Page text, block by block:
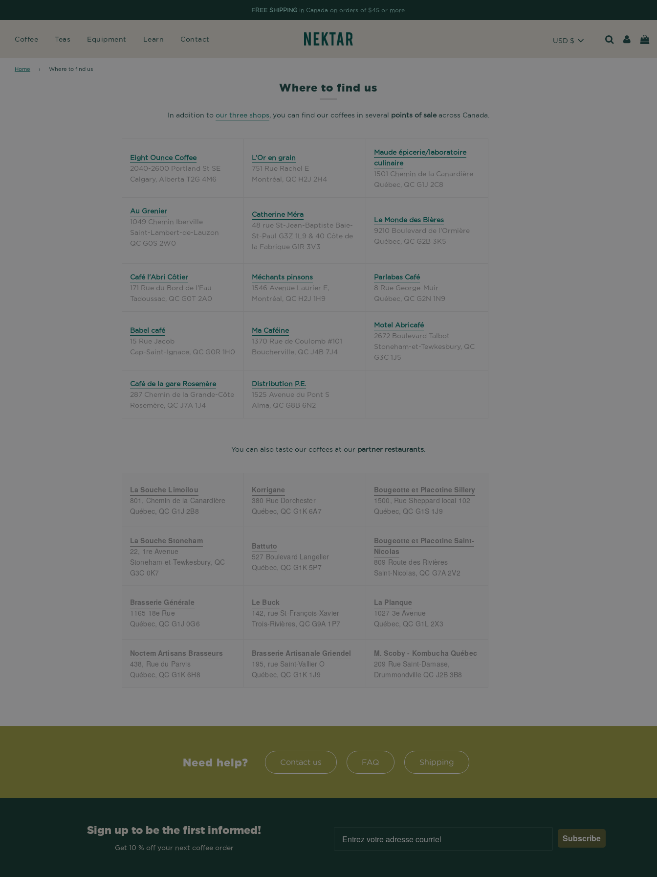
FREE SHIPPINGin Canada on orders of $45 or more.
Coffee Teas Equipment Learn Contact USD $
Home › Where to find us
Where to find us
In addition to our three shops, you can find our coffees in several points of saleacross Canada.
Eight Ounce Coffee
2040-2600 Portland St SE
Calgary, Alberta T2G 4M6
L’Or en grain
751 Rue Rachel E
Montréal, QC H2J 2H4
Maude épicerie/laboratoire
culinaire
1501 Chemin de la Canardière
Québec, QC G1J 2C8
Au Grenier
1049 Chemin Iberville
Saint-Lambert-de-Lauzon
QC G0S 2W0
Catherine Méra
48 rue St-Jean-Baptiste Baie-
St-Paul G3Z 1L9 & 40 Côte de
la Fabrique G1R 3V3
Le Monde des Bières
9210 Boulevard de l'Ormière
Québec, QC G2B 3K5
Café l'Abri Côtier
171 Rue du Bord de l'Eau
Tadoussac, QC G0T 2A0
Méchants pinsons
1546 Avenue Laurier E,
Montréal, QC H2J 1H9
Parlabas Café
8 Rue George-Muir
Québec, QC G2N 1N9
Babel café
15 Rue Jacob
Cap-Saint-Ignace, QC G0R 1H0
Ma Caféine
1370 Rue de Coulomb #101
Boucherville, QC J4B 7J4
Motel Abricafé
2672 Boulevard Talbot
Stoneham-et-Tewkesbury, QC
G3C 1J5
Café de la gare Rosemère
287 Chemin de la Grande-Côte
Rosemère, QC J7A 1J4
Distribution P.E.
1525 Avenue du Pont S
Alma, QC G8B 6N2
You can also taste our coffees at our partner restaurants.
La Souche Limoilou
801, Chemin de la Canardière
Québec, QC G1J 2B8
Korrigane
380 Rue Dorchester
Québec, QC G1K 6A7
Bougeotte et Placotine Sillery
1500, Rue Sheppard local 102
Québec, QC G1S 1J9
La Souche Stoneham
22, 1re Avenue
Stoneham-et-Tewkesbury, QC
G3C 0K7
Battuto
527 Boulevard Langelier
Québec, QC G1K 5P7
Bougeotte et Placotine Saint-
Nicolas
809 Route des Rivières
Saint-Nicolas, QC G7A 2V2
Brasserie Générale
1165 18e Rue
Québec, QC G1J 0G6
Le Buck
142, rue St-François-Xavier
Trois-Rivières, QC G9A 1P7
La Planque
1027 3e Avenue
Québec, QC G1L 2X3
Noctem Artisans Brasseurs
438, Rue du Parvis
Québec, QC G1K 6H8
Brasserie Artisanale Griendel
195, rue Saint-Vallier O
Québec, QC G1K 1J9
M. Scoby - Kombucha Québec
209 Rue Saint-Damase,
Drummondville QC J2B 3B8
Need help? Contact us FAQ Shipping
Sign up to be the first informed!
Get 10 % off your next coffee order
Subscribe